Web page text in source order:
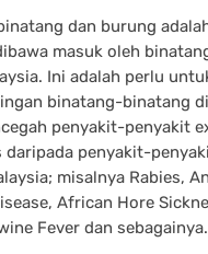
dan burung
masuk oleh
Ini adalah perlu
binatang-binatang
penyakit-penyakit
daripada penyakit-
misalnya Rabies,
African Hore
Fever dan sebagainya.